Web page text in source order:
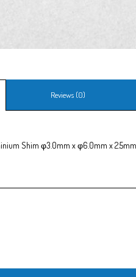
Reviews (0)
Shim φ3.0mm x φ6.0mm x